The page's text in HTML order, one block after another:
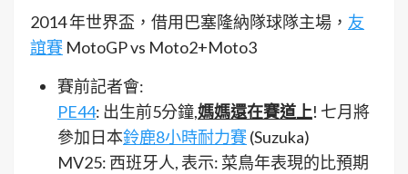
2014 年世界盃，借用巴塞隆納隊球隊主場， 友
誼賽 MotoGP vs Moto2+Moto3
賽前記者會:
PE44: 出生前5分鐘,媽媽還在賽道上! 七月將
參加日本鈴鹿8小時耐力賽(Suzuka)
MV25: 西班牙人, 表示: 菜鳥年表現的比預期